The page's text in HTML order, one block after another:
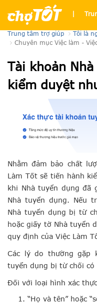
Nhà Tuyển dụng xác thực
Trung tâm trợ giúp
Tôi là
Chuyên mục Việc làm -
Tài khoản
kiểm duyệt
Nhằm đảm bảo chất
Làm Tốt sẽ tiến hành
khi Nhà tuyển dụng đã
Nhà tuyển dụng. Nếu
Nhà tuyển dụng bị từ
hoặc giấy tờ Nhà tuyển
quy định của Việc Làm
Các lý do thường gặp
tuyển dụng bị từ chối có
Đối với loại hình xác
“Họ và tên” hoặc